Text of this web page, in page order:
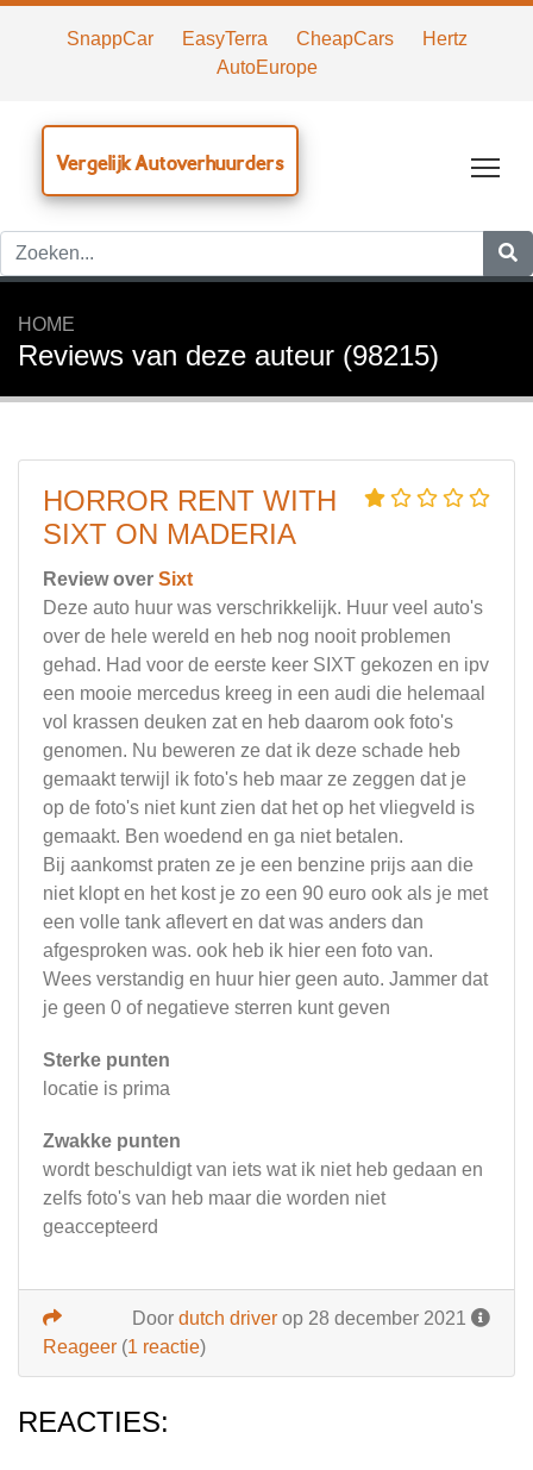
SnappCar EasyTerra CheapCars
Hertz
AutoEurope
Vergelijk Autoverhuurders
HOME
Reviews van deze auteur (98215)
HORROR RENT WITH
SIXT ON MADERIA
Review over Sixt
Deze auto huur was verschrikkelijk. Huur veel auto's
over de hele wereld en heb nog nooit problemen
gehad. Had voor de eerste keer SIXT gekozen en ipv
een mooie mercedus kreeg in een audi die helemaal
vol krassen deuken zat en heb daarom ook foto's
genomen. Nu beweren ze dat ik deze schade heb
gemaakt terwijl ik foto's heb maar ze zeggen dat je
op de foto's niet kunt zien dat het op het vliegveld is
gemaakt. Ben woedend en ga niet betalen.
Bij aankomst praten ze je een benzine prijs aan die
niet klopt en het kost je zo een 90 euro ook als je met
een volle tank aflevert en dat was anders dan
afgesproken was. ook heb ik hier een foto van.
Wees verstandig en huur hier geen auto. Jammer dat
je geen 0 of negatieve sterren kunt geven
Sterke punten
locatie is prima
Zwakke punten
wordt beschuldigt van iets wat ik niet heb gedaan en
zelfs foto's van heb maar die worden niet
geaccepteerd
Door dutch driver op 28 december 2021
Reageer (1 reactie)
REACTIES: